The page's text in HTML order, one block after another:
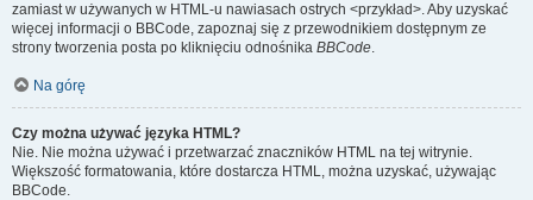
zamiast w używanych w HTML-u nawiasach ostrych <przykład>. Aby uzyskać
więcej informacji o BBCode, zapoznaj się z przewodnikiem dostępnym ze
strony tworzenia posta po kliknięciu odnośnika BBCode.
Na górę
Czy można używać języka HTML?
Nie. Nie można używać i przetwarzać znaczników HTML na tej witrynie.
Większość formatowania, które dostarcza HTML, można uzyskać, używając
BBCode.